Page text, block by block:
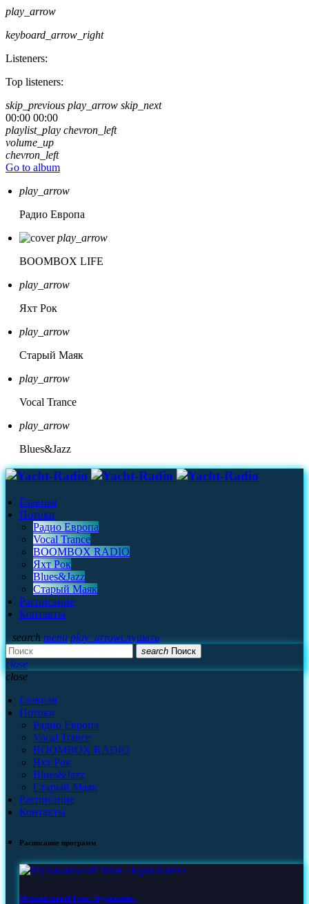
play_arrow
keyboard_arrow_right
Listeners:
Top listeners:
skip_previous play_arrow skip_next
00:00 00:00
playlist_play chevron_left
volume_up
chevron_left
Go to album
play_arrow
Радио Европа
play_arrow
BOOMBOX LIFE
play_arrow
Яхт Рок
play_arrow
Старый Маяк
play_arrow
Vocal Trance
play_arrow
Blues&Jazz
Главная
Потоки
Радио Европа
Vocal Trance
BOOMBOX RADIO
Яхт Рок
Blues&Jazz
Старый Маяк
Расписание
Контакты
search menu play_arrowслушать
search Поиск
close
close
Главная
Потоки
Радио Европа
Vocal Trance
BOOMBOX RADIO
Яхт Рок
Blues&Jazz
Старый Маяк
Расписание
Контакты
Расписание программ
Музыкальный блок «Будильник»